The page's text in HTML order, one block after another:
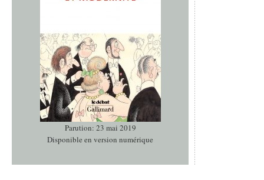
Parution: 23 mai 2019
Disponible en version numérique